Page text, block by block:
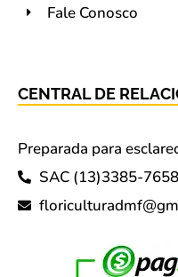
Fale Conosco
CENTRAL DE
Preparada para
SAC (13)3385-7658